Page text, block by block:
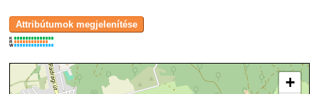
K
R
W
+